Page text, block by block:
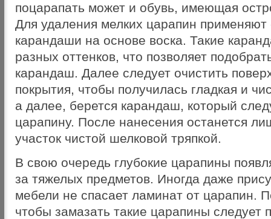
поцарапать может и обувь, имеющая
Для удаления мелких царапин
карандаши на основе воска. Такие
разных оттенков, что позволяет
карандаш. Далее следует очистить
покрытия, чтобы получилась гладкая и
а далее, берется карандаш, который
царапину. После нанесения останется
участок чистой шелковой тряпкой.
В свою очередь глубокие царапины
за тяжелых предметов. Иногда даже
мебели не спасает ламинат от царапин.
чтобы замазать такие царапины следует